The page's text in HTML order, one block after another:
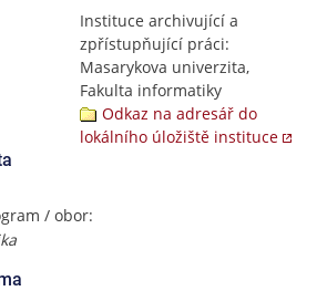
Instituce archivující a
zpřístupňující práci:
Masarykova univerzita,
Fakulta informatiky
Odkaz na adresář do
lokálního úložiště instituce
/ obor: